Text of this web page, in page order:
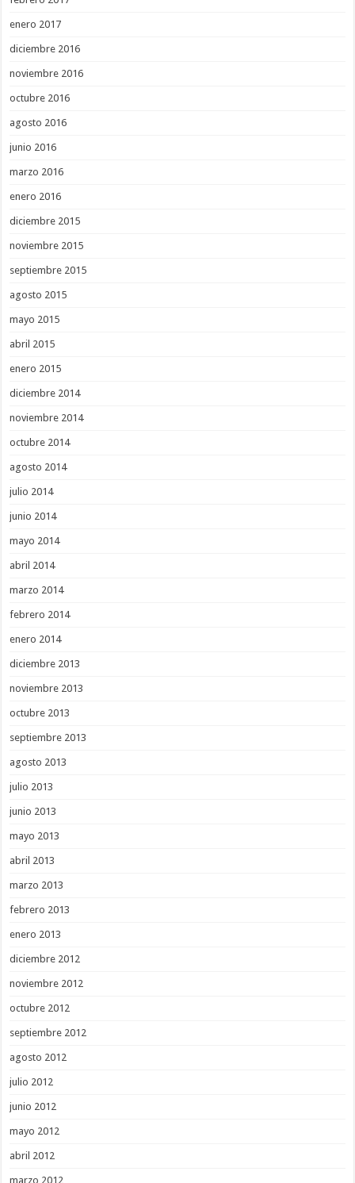
enero 2017
diciembre 2016
noviembre 2016
octubre 2016
agosto 2016
junio 2016
marzo 2016
enero 2016
diciembre 2015
noviembre 2015
septiembre 2015
agosto 2015
mayo 2015
abril 2015
enero 2015
diciembre 2014
noviembre 2014
octubre 2014
agosto 2014
julio 2014
junio 2014
mayo 2014
abril 2014
marzo 2014
febrero 2014
enero 2014
diciembre 2013
noviembre 2013
octubre 2013
septiembre 2013
agosto 2013
julio 2013
junio 2013
mayo 2013
abril 2013
marzo 2013
febrero 2013
enero 2013
diciembre 2012
noviembre 2012
octubre 2012
septiembre 2012
agosto 2012
julio 2012
junio 2012
mayo 2012
abril 2012
marzo 2012